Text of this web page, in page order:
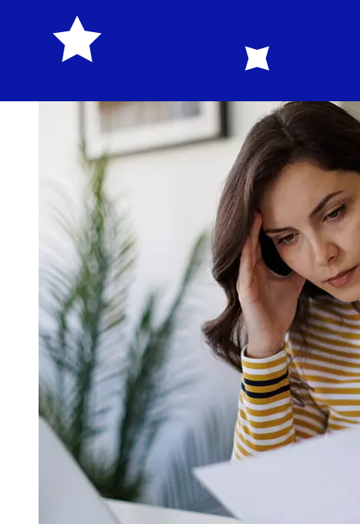
bancarios y los controles de seguridad también pueden
afectar la entrega. Comprueba los tiempos límite de
Lombard Bank Maltapara evitar retrasos.